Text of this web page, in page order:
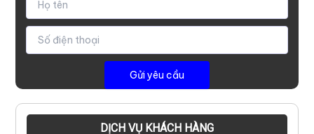
DỊCH VỤ KHÁCH HÀNG